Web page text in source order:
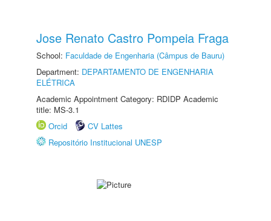
Jose Renato Castro Pompeia Fraga
School: Faculdade de Engenharia (Câmpus de Bauru)
Department: DEPARTAMENTO DE ENGENHARIA
ELÉTRICA
Academic Appointment Category: RDIDP Academic
title: MS-3.1
Orcid
CV Lattes
Repositório Institucional UNESP